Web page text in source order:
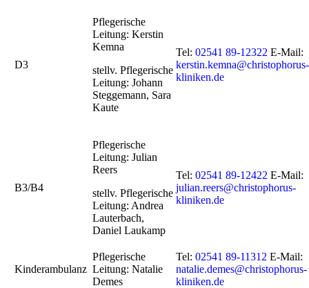
D3
Pflegerische
Leitung: Kerstin
Kemna
stellv. Pflegerische
Leitung: Johann
Steggemann, Sara
Kaute
Tel: 02541 89-12322 E-Mail:
kerstin.kemna@christophorus-
kliniken.de
B3/B4
Pflegerische
Leitung: Julian
Reers
stellv. Pflegerische
Leitung: Andrea
Lauterbach,
Daniel Laukamp
Tel: 02541 89-12422 E-Mail:
julian.reers@christophorus-
kliniken.de
Kinderambulanz
Pflegerische
Leitung: Natalie
Demes
Tel: 02541 89-11312 E-Mail:
natalie.demes@christophorus-
kliniken.de